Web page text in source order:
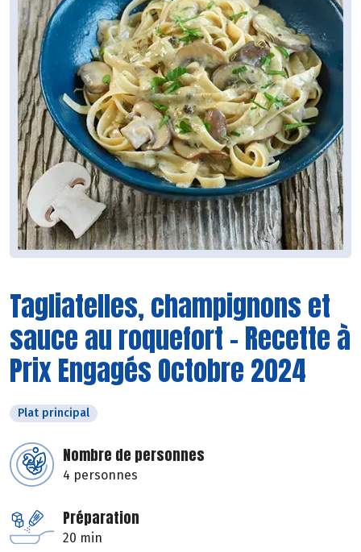
Tagliatelles, champignons et
sauce au roquefort - Recette à
Prix Engagés Octobre 2024
Plat principal
Nombre de personnes
4 personnes
Préparation
20 min